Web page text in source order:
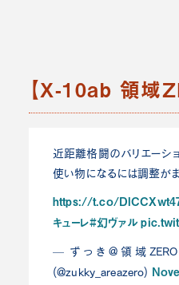
【X-10ab 領域
近距離格闘のバリエーシ
使い物になるには調整がま
https://t.co/
キューレ#幻ヴァル
— ずっき@領域
(@zukky_areazero)